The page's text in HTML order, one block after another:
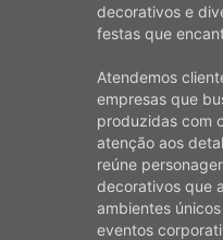
decorativos e
festas que
Atendemos
empresas que
produzidas com
atenção aos
reúne
decorativos que
ambientes
eventos